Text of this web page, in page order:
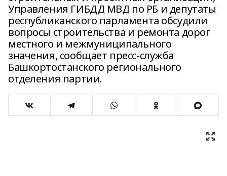
Управления ГИБДД МВД по РБ и депутаты
республиканского парламента обсудили
вопросы строительства и ремонта дорог
местного и межмуниципального
значения, сообщает пресс-служба
Башкортостанского регионального
отделения партии.